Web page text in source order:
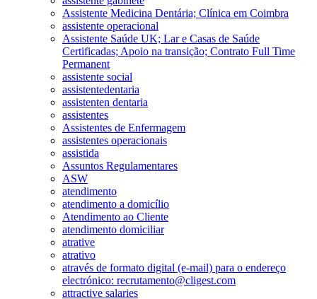
Assistente Medicina Dentária; Clínica em Coimbra
assistente operacional
Assistente Saúde UK; Lar e Casas de Saúde
Certificadas; Apoio na transição; Contrato Full Time
Permanent
assistente social
assistentedentaria
assistenten dentaria
assistentes
Assistentes de Enfermagem
assistentes operacionais
assistida
Assuntos Regulamentares
ASW
atendimento
atendimento a domicílio
Atendimento ao Cliente
atendimento domiciliar
atrative
atrativo
através de formato digital (e-mail) para o endereço
electrónico: recrutamento@cligest.com
attractive salaries